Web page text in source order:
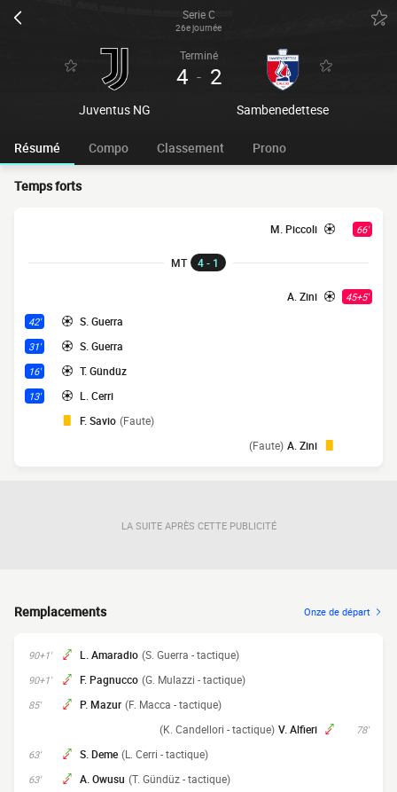
Serie C
26e journée
Juventus NG
Terminé
4 - 2
Sambenedettese
Résumé Compo Classement Prono
Temps forts
66'
M. Piccoli
MT 4 - 1
45+5'
A. Zini
42' S. Guerra
31' S. Guerra
16' T. Gündüz
13'
L. Cerri
F. Savio (Faute)
A. Zini
(Faute)
LA SUITE APRÈS CETTE PUBLICITÉ
Remplacements Onze de départ
90+1' L. Amaradio (S. Guerra - tactique)
90+1' F. Pagnucco (G. Mulazzi - tactique)
85' P. Mazur (F. Macca - tactique)
78'
V. Alfieri
(K. Candellori - tactique)
63' S. Deme (L. Cerri - tactique)
63' A. Owusu (T. Gündüz - tactique)